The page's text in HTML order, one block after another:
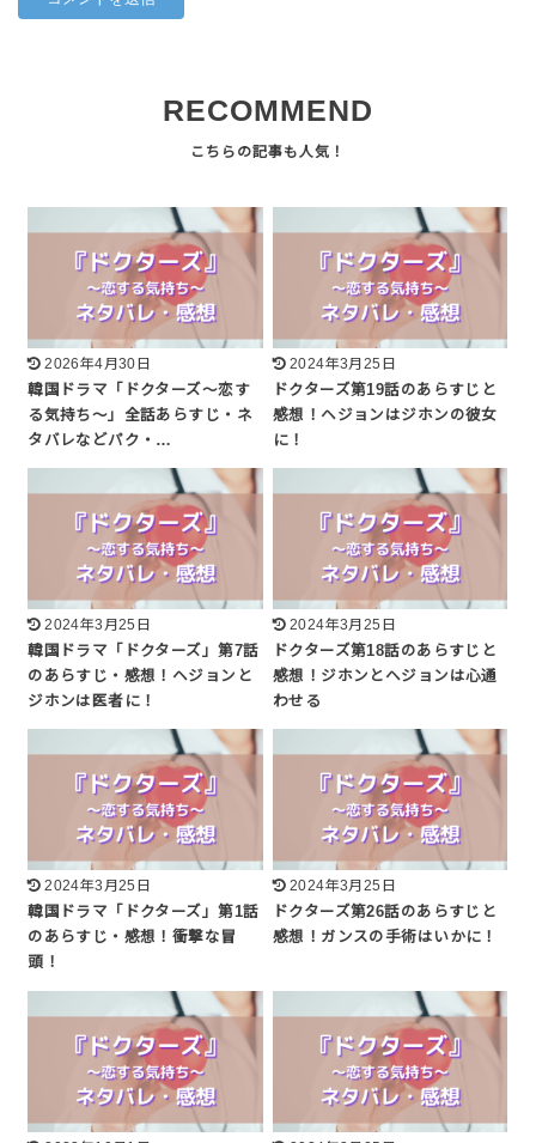
RECOMMEND
2026年4月30日
韓国ドラマ「ドクターズ～恋す
る気持ち～」全話あらすじ・ネ
タバレなどパク・…
2024年3月25日
ドクターズ第19話のあらすじと
感想！ヘジョンはジホンの彼女
に！
2024年3月25日
韓国ドラマ「ドクターズ」第7話
のあらすじ・感想！ヘジョンと
ジホンは医者に！
2024年3月25日
ドクターズ第18話のあらすじと
感想！ジホンとヘジョンは心通
わせる
2024年3月25日
韓国ドラマ「ドクターズ」第1話
のあらすじ・感想！衝撃な冒
頭！
2024年3月25日
ドクターズ第26話のあらすじと
感想！ガンスの手術はいかに！